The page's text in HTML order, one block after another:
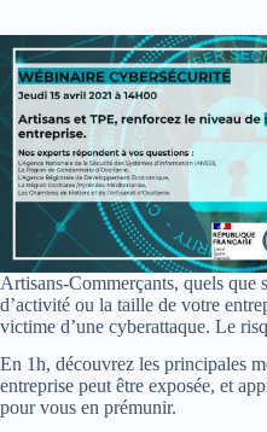
Artisans-Commerçants, quels que
d’activité ou la taille de votre
victime d’une cyberattaque. Le
En 1h, découvrez les principales
entreprise peut être exposée, et
pour vous en prémunir.